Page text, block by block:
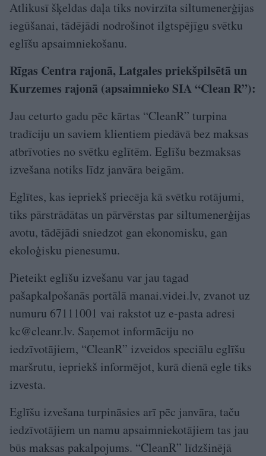
Atlikusī šķeldas daļa tiks novirzīta siltumenerģijas
iegūšanai, tādējādi nodrošinot ilgtspējīgu svētku
eglīšu apsaimniekošanu.
Rīgas Centra rajonā, Latgales priekšpilsētā un
Kurzemes rajonā (apsaimnieko SIA “Clean R”):
Jau ceturto gadu pēc kārtas “CleanR” turpina
tradīciju un saviem klientiem piedāvā bez maksas
atbrīvoties no svētku eglītēm. Eglīšu bezmaksas
izvešana notiks līdz janvāra beigām.
Eglītes, kas iepriekš priecēja kā svētku rotājumi,
tiks pārstrādātas un pārvērstas par siltumenerģijas
avotu, tādējādi sniedzot gan ekonomisku, gan
ekoloģisku pienesumu.
Pieteikt eglīšu izvešanu var jau tagad
pašapkalpošanās portālā manai.videi.lv, zvanot uz
numuru 67111001 vai rakstot uz e-pasta adresi
kc@cleanr.lv. Saņemot informāciju no
iedzīvotājiem, “CleanR” izveidos speciālu eglīšu
maršrutu, iepriekš informējot, kurā dienā egle tiks
izvesta.
Eglīšu izvešana turpināsies arī pēc janvāra, taču
iedzīvotājiem un namu apsaimniekotājiem tas jau
būs maksas pakalpojums. “CleanR” līdzšinējā